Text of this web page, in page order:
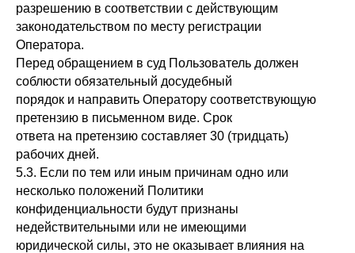
разрешению в соответствии с действующим
законодательством по месту регистрации
Оператора.
Перед обращением в суд Пользователь должен
соблюсти обязательный досудебный
порядок и направить Оператору соответствующую
претензию в письменном виде. Срок
ответа на претензию составляет 30 (тридцать)
рабочих дней.
5.3. Если по тем или иным причинам одно или
несколько положений Политики
конфиденциальности будут признаны
недействительными или не имеющими
юридической силы, это не оказывает влияния на